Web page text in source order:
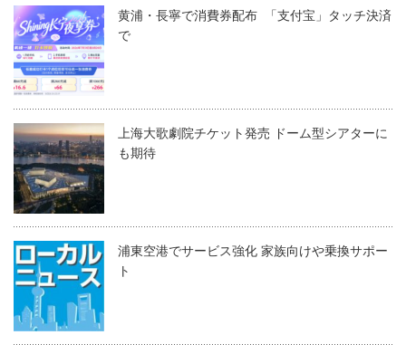
黄浦・長寧で消費券配布 「支付宝」タッチ決済
で
上海大歌劇院チケット発売 ドーム型シアターに
も期待
浦東空港でサービス強化 家族向けや乗換サポー
ト